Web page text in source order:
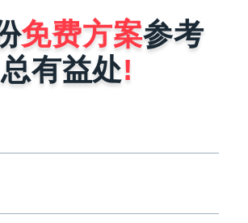
免费方案参考
总有益处!